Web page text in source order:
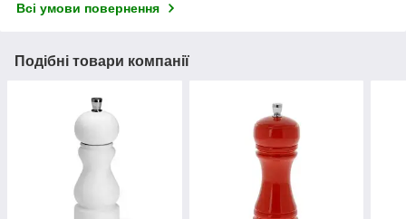
Всі умови повернення
Подібні товари компанії